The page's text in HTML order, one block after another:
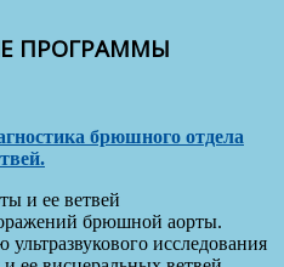
ПРОГРАММЫ
брюшного отдела
и ее ветвей
брюшной аорты.
исследования